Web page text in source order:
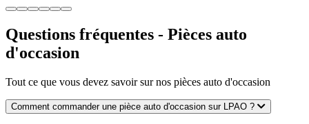
Questions fréquentes - Pièces auto
d'occasion
Tout ce que vous devez savoir sur nos pièces auto d'occasion
Comment commander une pièce auto d'occasion sur LPAO ?